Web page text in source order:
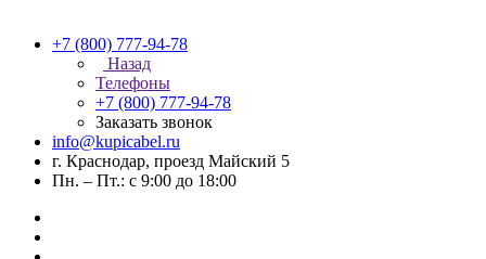
+7 (800) 777-94-78
Назад
Телефоны
+7 (800) 777-94-78
Заказать звонок
info@kupicabel.ru
г. Краснодар, проезд Майский 5
Пн. – Пт.: с 9:00 до 18:00